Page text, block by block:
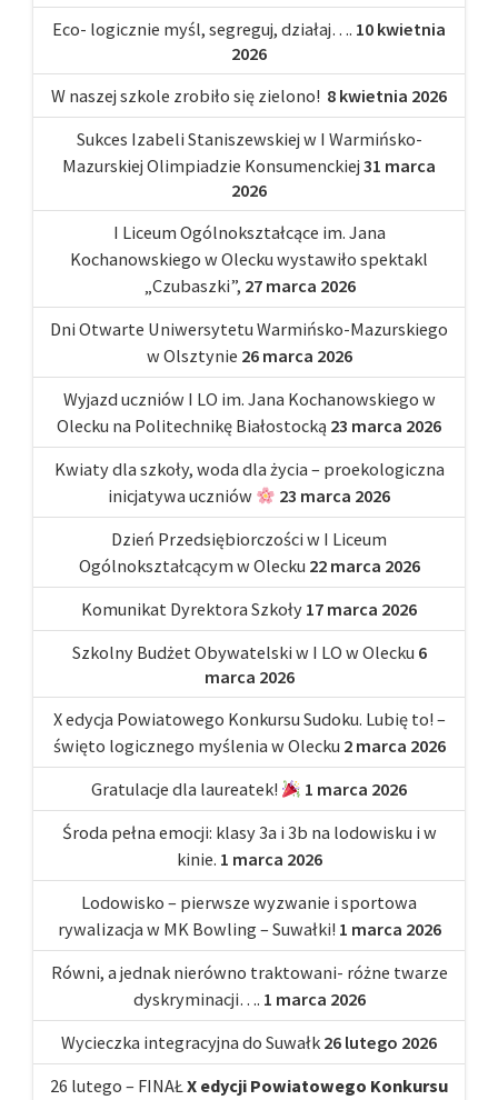
Eco- logicznie myśl, segreguj, działaj…. 10 kwietnia
2026
W naszej szkole zrobiło się zielono! 8 kwietnia 2026
Sukces Izabeli Staniszewskiej w I Warmińsko-
Mazurskiej Olimpiadzie Konsumenckiej 31 marca
2026
I Liceum Ogólnokształcące im. Jana
Kochanowskiego w Olecku wystawiło spektakl
„Czubaszki”, 27 marca 2026
Dni Otwarte Uniwersytetu Warmińsko-Mazurskiego
w Olsztynie 26 marca 2026
Wyjazd uczniów I LO im. Jana Kochanowskiego w
Olecku na Politechnikę Białostocką 23 marca 2026
Kwiaty dla szkoły, woda dla życia – proekologiczna
inicjatywa uczniów
23 marca 2026
Dzień Przedsiębiorczości w I Liceum
Ogólnokształcącym w Olecku 22 marca 2026
Komunikat Dyrektora Szkoły 17 marca 2026
Szkolny Budżet Obywatelski w I LO w Olecku 6
marca 2026
X edycja Powiatowego Konkursu Sudoku. Lubię to! –
święto logicznego myślenia w Olecku 2 marca 2026
Gratulacje dla laureatek!
1 marca 2026
Środa pełna emocji: klasy 3a i 3b na lodowisku i w
kinie. 1 marca 2026
Lodowisko – pierwsze wyzwanie i sportowa
rywalizacja w MK Bowling – Suwałki! 1 marca 2026
Równi, a jednak nierówno traktowani- różne twarze
dyskryminacji…. 1 marca 2026
Wycieczka integracyjna do Suwałk 26 lutego 2026
26 lutego – FINAŁX edycji Powiatowego Konkursu